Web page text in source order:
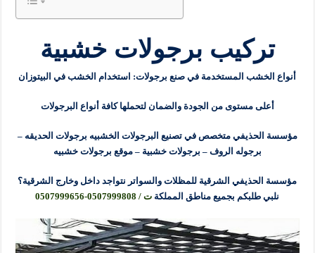
تركيب برجولات خشبية
أنواع الخشب المستخدمة في صنع برجولات: استخدام الخشب في البيتوزان
أعلى مستوى من الجودة والضمان لتحملها كافة أنواع البرجولات
مؤسسة الحذيفي متخصص في تصنيع البرجولات الخشبيه برجولات الحديقه –
برجوله الروف – برجولات خشبية – موقع برجولات خشبيه
مؤسسة الحذيفي الشرقية للمظلات والسواتر نتواجد داخل وخارج الشرقية؟
نلبي طلبكم بجميع مناطق المملكة ت / 0507999808-0507999656